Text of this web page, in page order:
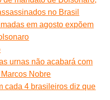
no Brasil
em agosto expõem
urnas não acabará com
Nobre
cada 4 brasileiros diz que